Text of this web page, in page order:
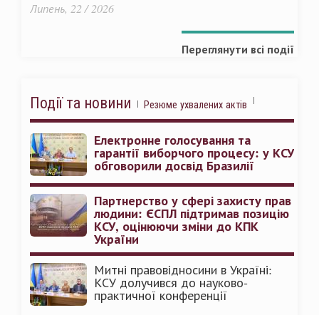
Липень, 22 / 2026
Переглянути всі події
Події та новини Резюме ухвалених актів
Електронне голосування та
гарантії виборчого процесу: у КСУ
обговорили досвід Бразилії
Партнерство у сфері захисту прав
людини: ЄСПЛ підтримав позицію
КСУ, оцінюючи зміни до КПК
України
Митні правовідносини в Україні:
КСУ долучився до науково-
практичної конференції